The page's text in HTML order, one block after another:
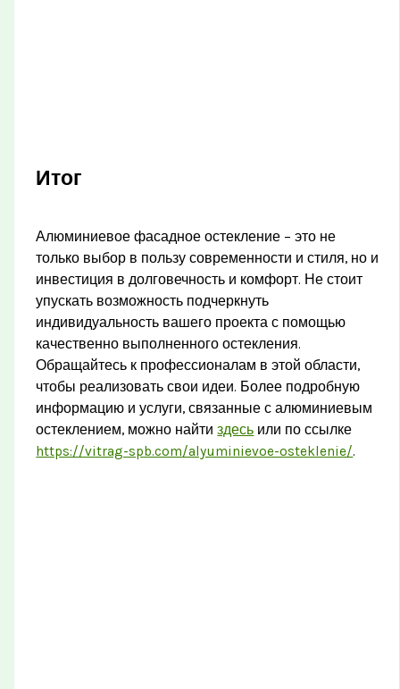
Итог
Алюминиевое фасадное остекление – это не
только выбор в пользу современности и стиля, но и
инвестиция в долговечность и комфорт. Не стоит
упускать возможность подчеркнуть
индивидуальность вашего проекта с помощью
качественно выполненного остекления.
Обращайтесь к профессионалам в этой области,
чтобы реализовать свои идеи. Более подробную
информацию и услуги, связанные с алюминиевым
остеклением, можно найтиздесь или по ссылке
https://vitrag-spb.com/alyuminievoe-osteklenie/.